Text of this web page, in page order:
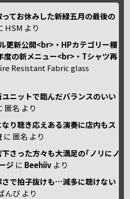
てお休みした新緑五月の最後の
HSM より
更新公開<br>・HPカテゴリー欄
度の新メニュー<br>・Tシャツ再
Resistant Fabric glass
ニットで臨んだバランスのいい
匿名 より
り聴き応えある演奏に店内もス
に 匿名 より
さった方々も大満足の｢ノリにノ
ジ に Beehiiv より
さで拍子抜けも…滅多に聴けない
んび より